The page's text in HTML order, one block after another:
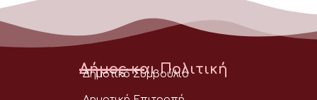
Δήμος και Πολιτική
Δημοτικό Συμβούλιο